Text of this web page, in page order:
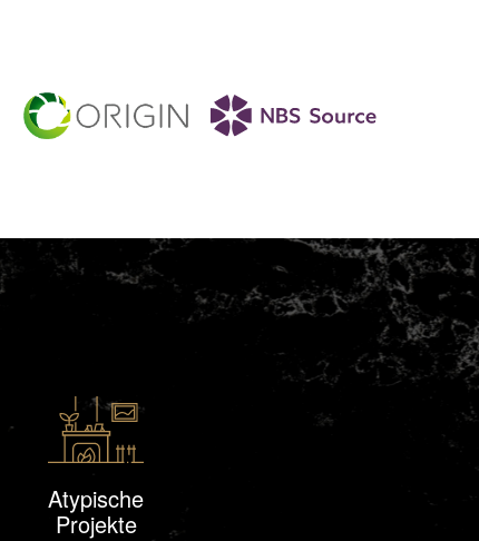
Atypische
Projekte